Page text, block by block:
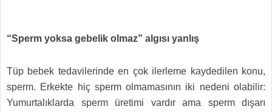
“Sperm yoksa gebelik olmaz” algısı yanlış
Tüp bebek tedavilerinde en çok ilerleme kaydedilen konu,
sperm. Erkekte hiç sperm olmamasının iki nedeni olabilir:
Yumurtalıklarda sperm üretimi vardır ama sperm dışarı